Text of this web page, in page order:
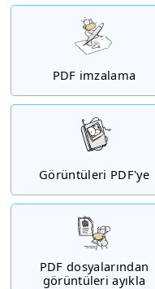
PDF imzalama
Görüntüleri PDF'ye
PDF dosyalarından
görüntüleri ayıkla